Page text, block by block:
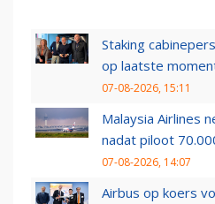
Staking
op laatste
07-08-2026, 15:11
Malaysia Airlines
nadat piloot
07-08-2026, 14:07
Airbus op koers